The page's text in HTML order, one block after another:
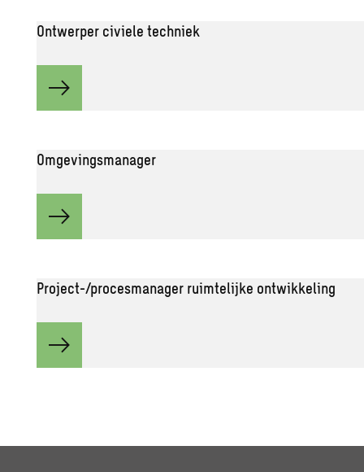
Ontwerper civiele techniek
Omgevingsmanager
Project-/procesmanager ruimtelijke ontwikkeling